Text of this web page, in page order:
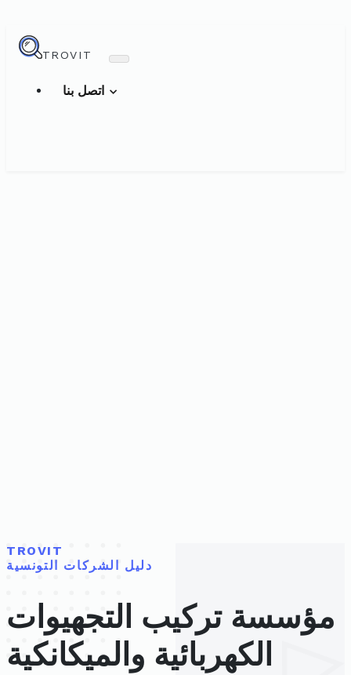
TROVIT
TROVIT
دليل الشركات التونسية
مؤسسة تركيب التجهيوات
الكهربائية والميكانكية